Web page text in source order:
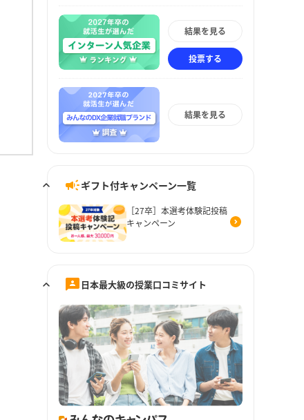
結果を見る
投票する
結果を見る
ギフト付キャンペーン一覧
［27卒］本選考体験記投稿
キャンペーン
日本最大級の授業口コミサイト